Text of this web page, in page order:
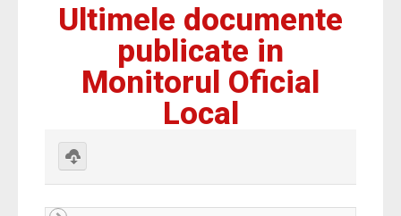
Ultimele documente
publicate in
Monitorul Oficial
Local